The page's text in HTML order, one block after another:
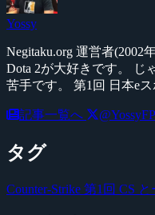
Yossy
Negitaku.org 運営者(2002
Dota 2が大好きです。 じ
苦手です。 第1回 日本e
記事一覧へ
タグ
Counter-Strike 第1回 CS